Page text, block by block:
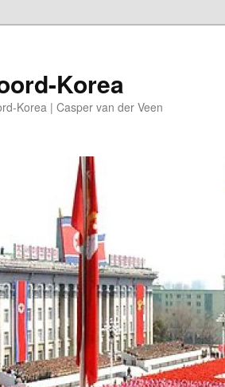
Korea
Korea | Casper van der Veen